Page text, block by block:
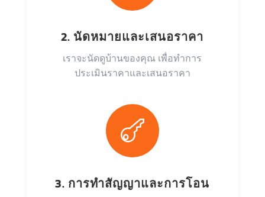
2. นัดหมายและเสนอราคา
เราจะนัดดูบ้านของคุณ เพื่อทำการ
ประเมินราคาและเสนอราคา

3. การทำสัญญาและการโอน